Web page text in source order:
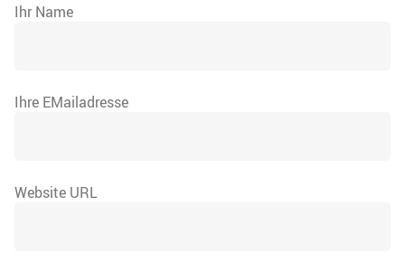
Ihr Name
Ihre EMailadresse
Website URL